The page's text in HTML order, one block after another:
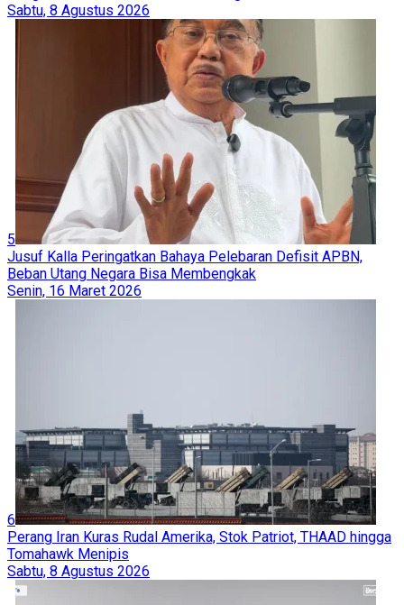
Sabtu, 8 Agustus 2026
5
Jusuf Kalla Peringatkan Bahaya Pelebaran Defisit APBN,
Beban Utang Negara Bisa Membengkak
Senin, 16 Maret 2026
6
Perang Iran Kuras Rudal Amerika, Stok Patriot, THAAD hingga
Tomahawk Menipis
Sabtu, 8 Agustus 2026